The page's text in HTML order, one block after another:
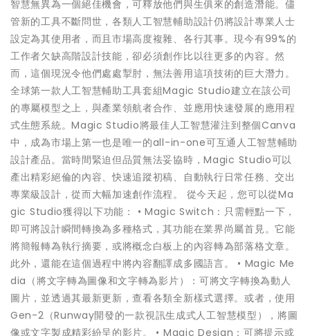
智慧無異為一個絕佳機會，可釋放他們與生俱來的創造潛能。儘
管新的工具不斷問世，各類人工智慧輔助設計仍將設計專業人士
設定為其使用者，而且市場高度複雜、各行其事。現今有99%的
工作者欠缺高階設計技能，卻必須創作比以往更多的內容。然
而，這個現況令他們處處掣肘，無法善用這項技術的巨大潛力。
全球第一款人工智慧輔助工具套組Magic Studio建立在該公司
的專屬模型之上，與產業領航者合作、並應用快速發展的應用程
式生態系統。Magic Studio將最佳人工智慧灌注到整個Canva
中，成為市場上第一也是唯一的all-in-one可互通人工智慧輔助
設計產品。當時間緊迫但品質無法妥協時，Magic Studio可以
產出精彩絕倫的內容、快速追蹤初稿、自動執行日常任務、交出
專業級設計，從而大幅加速創作流程。 從今天起，您可以從Ma
gic Studio獲得以下功能： • Magic Switch：只需輕點一下，
即可將設計瞬間轉換為多種格式，其功能在業界尚屬首見。它能
將簡報轉為執行摘要，或將概念白板上的內容轉為部落格文章。
此外，還能在這個過程中將內容翻譯成多國語言。 • Magic Me
dia（將文字轉為圖像和文字轉為影片）：可將文字轉換為動人
圖片，並透過其最新更新，查看各類全新樣式選擇。或者，使用
Gen-2（Runway開發的一款視訊生成式人工智慧模型），將圖
像或文字製成精彩紛呈的影片。 • Magic Design：可將提示或